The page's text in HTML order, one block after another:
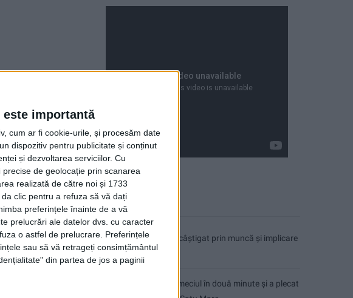
importantă
cum ar fi cookie-urile, și procesăm date
dispozitiv pentru publicitate și conținut
și dezvoltarea serviciilor. Cu
de geolocație prin scanarea
realizată de către noi și 1733
clic pentru a refuza să vă dați
preferințele înainte de a vă
prelucrări ale datelor dvs. cu caracter
o astfel de prelucrare. Preferințele
sau să vă retrageți consimțământul
din partea de jos a paginii
Articole recente
Dorinel Munteanu: Am câștigat prin muncă și implicare
totală!
CSM Reșița a rezolvat meciul în două minute și a plecat